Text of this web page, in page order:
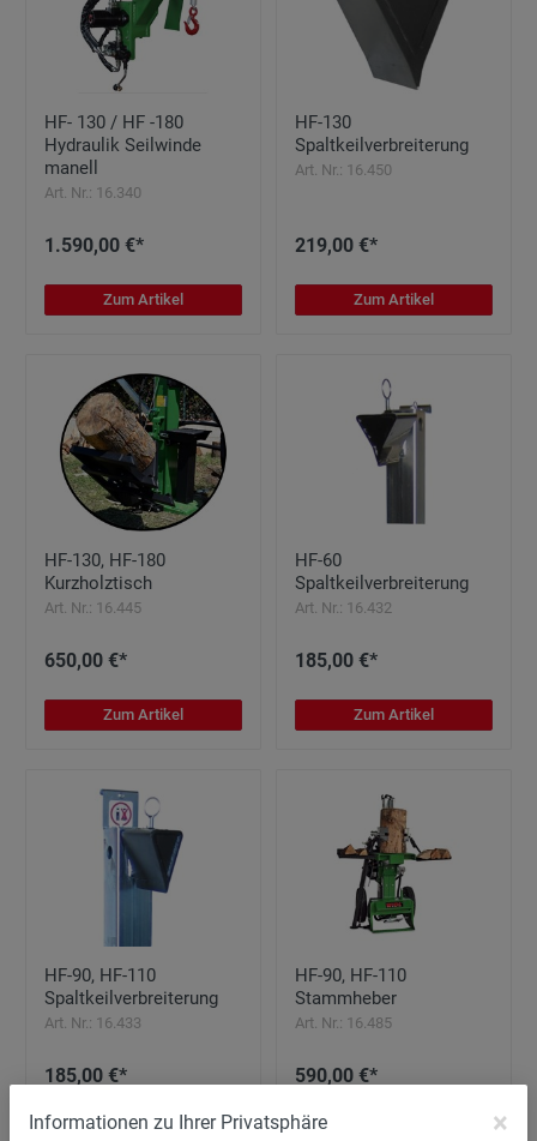
HF- 130 / HF -180
Hydraulik Seilwinde
manell
Art. Nr.: 16.340
1.590,00 €*
Zum Artikel
HF-130
Spaltkeilverbreiterung
Art. Nr.: 16.450
219,00 €*
Zum Artikel
HF-130, HF-180
Kurzholztisch
Art. Nr.: 16.445
650,00 €*
Zum Artikel
HF-60
Spaltkeilverbreiterung
Art. Nr.: 16.432
185,00 €*
Zum Artikel
HF-90, HF-110
Spaltkeilverbreiterung
Art. Nr.: 16.433
185,00 €*
Zum Artikel
HF-90, HF-110
Stammheber
Art. Nr.: 16.485
590,00 €*
Informationen zu Ihrer Privatsphäre ×